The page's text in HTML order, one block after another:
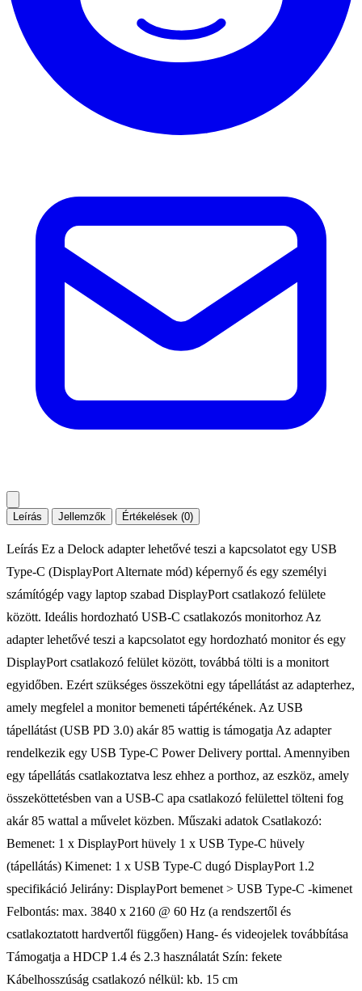
Leírás Jellemzők Értékelések (0)
Leírás Ez a Delock adapter lehetővé teszi a kapcsolatot egy USB
Type-C (DisplayPort Alternate mód) képernyő és egy személyi
számítógép vagy laptop szabad DisplayPort csatlakozó felülete
között. Ideális hordozható USB-C csatlakozós monitorhoz Az
adapter lehetővé teszi a kapcsolatot egy hordozható monitor és egy
DisplayPort csatlakozó felület között, továbbá tölti is a monitort
egyidőben. Ezért szükséges összekötni egy tápellátást az adapterhez,
amely megfelel a monitor bemeneti tápértékének. Az USB
tápellátást (USB PD 3.0) akár 85 wattig is támogatja Az adapter
rendelkezik egy USB Type-C Power Delivery porttal. Amennyiben
egy tápellátás csatlakoztatva lesz ehhez a porthoz, az eszköz, amely
összeköttetésben van a USB-C apa csatlakozó felülettel tölteni fog
akár 85 wattal a művelet közben. Műszaki adatok Csatlakozó:
Bemenet: 1 x DisplayPort hüvely 1 x USB Type-C hüvely
(tápellátás) Kimenet: 1 x USB Type-C dugó DisplayPort 1.2
specifikáció Jelirány: DisplayPort bemenet > USB Type-C -kimenet
Felbontás: max. 3840 x 2160 @ 60 Hz (a rendszertől és
csatlakoztatott hardvertől függően) Hang- és videojelek továbbítása
Támogatja a HDCP 1.4 és 2.3 használatát Szín: fekete
Kábelhosszúság csatlakozó nélkül: kb. 15 cm